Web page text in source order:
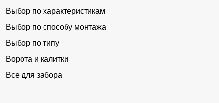
Выбор по характеристикам
Выбор по способу монтажа
Выбор по типу
Ворота и калитки
Все для забора